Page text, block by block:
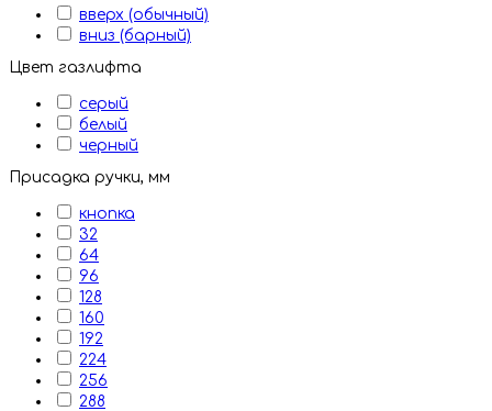
вверх (обычный)
вниз (барный)
Цвет газлифта
серый
белый
черный
Присадка ручки, мм
кнопка
32
64
96
128
160
192
224
256
288